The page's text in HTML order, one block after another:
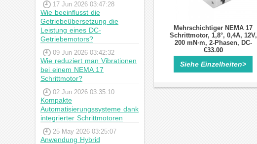
17 Jun 2026 03:47:28
Wie beeinflusst die
Getriebeübersetzung die
Leistung eines DC-
Getriebemotors?
09 Jun 2026 03:42:32
Wie reduziert man Vibrationen
bei einem NEMA 17
Schrittmotor?
02 Jun 2026 03:35:10
Kompakte
Automatisierungssysteme dank
integrierter Schrittmotoren
25 May 2026 03:25:07
Anwendung Hybrid
Mehrschichtiger NEMA 17
Schrittmotor, 1,8°, 0,4A, 12V,
200 mN·m, 2-Phasen, DC-
Hybrid-Schrittmotor
€33.00
Siehe Einzelheiten>